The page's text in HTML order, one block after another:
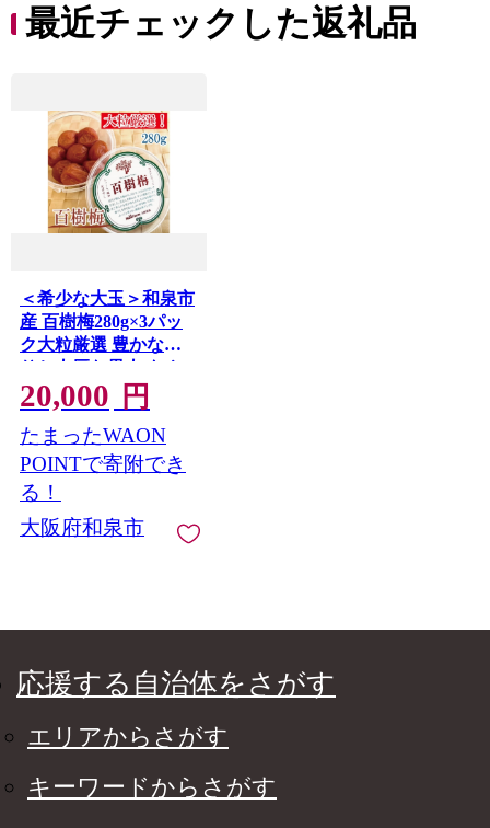
最近チェックした返礼品
＜希少な大玉＞和泉市
産 百樹梅280g×3パッ
ク大粒厳選 豊かな香
りと肉厚な果肉[なや
ファーム]【1741262】
20,000 円
たまったWAON
POINTで寄附でき
る！
大阪府和泉市
応援する自治体をさがす
エリアからさがす
キーワードからさがす